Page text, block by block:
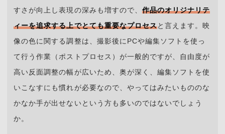
すさが向上し表現の深みも増すので、 作品のオリジナリテ
ィーを追求する上でとても重要なプロセスと言えます。映
像の色に関する調整は、撮影後にPCや編集ソフトを使っ
て行う作業（ポストプロセス）が一般的ですが、自由度が
高い反面調整の幅が広いため、奥が深く、編集ソフトを使
いこなすにも慣れが必要なので、やってはみたいもののな
かなか手が出せないという方も多いのではないでしょう
か。